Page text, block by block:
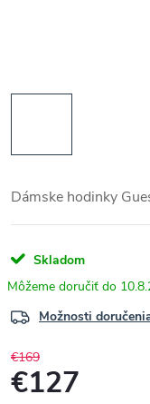
Dámske hodinky
Skladom
Možnosti
€169
€127